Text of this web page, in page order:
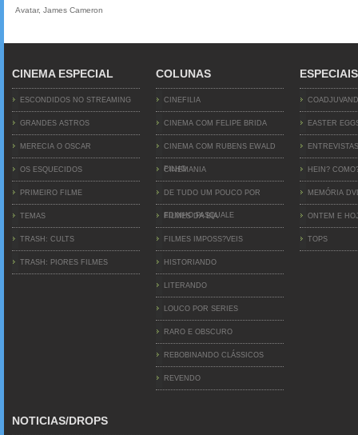
Avatar, James Cameron
CINEMA ESPECIAL
ESCONDIDOS NO STREAMING
GRANDES ASTROS
MERECIA O OSCAR
OS ESQUECIDOS
PRIMEIRO FILME
TEMAS
TRASH: CULTS
TRASH: PIORES FILMES
COLUNAS
CINEFILIA
CINEMA COM FELIPE BRIDA
CINEMA COM RUBENS EWALD
FILHO
CINEMANIA
DE TUDO UM POUCO POR
EDINHO PASQUALE
FILMES DA BIA
FILMES IMPOSS?VEIS
HISTORIANDO
LITERANDO
LOUCO POR SERIES
RARO E OBSCURO
REBOBINANDO CLÁSSICOS
REVENDO
ESPECIAIS
EASTER
ENTREVISTAS
HEIN?
MEMÓRIA
ONTEM E
TOPS
NOTICIAS/DROPS